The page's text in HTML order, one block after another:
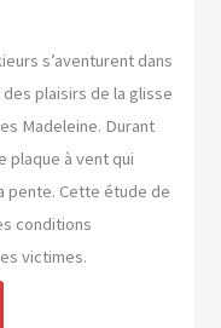
s’aventurent dans
plaisirs de la glisse
Madeleine. Durant
plaque à vent qui
pente. Cette étude de
conditions
victimes.